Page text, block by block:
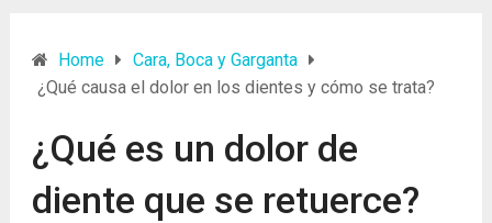
Home
Cara, Boca y Garganta
¿Qué causa el dolor en los dientes y cómo se trata?
¿Qué es un dolor de
diente que se retuerce?